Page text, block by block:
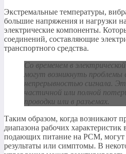
Экстремальные температуры,
большие напряжения и нагрузки
электрические компоненты.
соединений, составляющие
транспортного средства.
Со временем в
могут возникнуть проблемы
непрерывностью сигнала.
частичной или полной
проводки или в разъемах.
Таким образом, когда возникают
диапазона рабочих характеристик
подающих питание на PCM, могут
результаты или симптомы. В